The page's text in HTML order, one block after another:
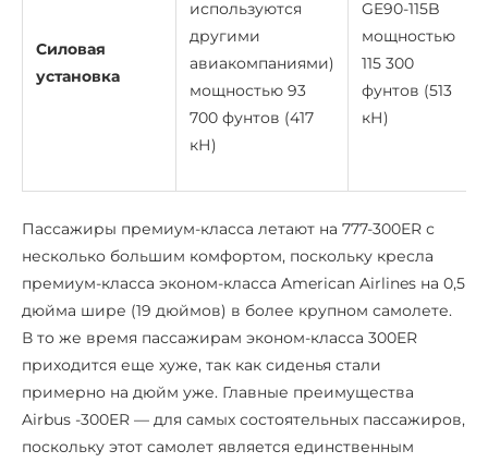
Силовая
установка
используются
другими
авиакомпаниями)
мощностью 93
700 фунтов (417
кН)
GE90-115B
мощностью
115 300
фунтов (513
кН)
Пассажиры премиум-класса летают на 777-300ER с
несколько большим комфортом, поскольку кресла
премиум-класса эконом-класса American Airlines на 0,5
дюйма шире (19 дюймов) в более крупном самолете.
В то же время пассажирам эконом-класса 300ER
приходится еще хуже, так как сиденья стали
примерно на дюйм уже. Главные преимущества
Airbus -300ER — для самых состоятельных пассажиров,
поскольку этот самолет является единственным